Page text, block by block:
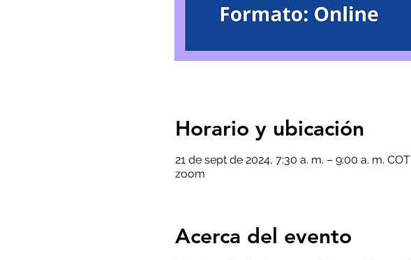
Horario y ubicación
21 de sept de 2024, 7:30 a. m. – 9:00 a. m. COT
zoom
Acerca del evento